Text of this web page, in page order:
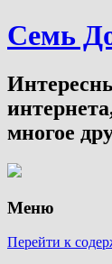
Семь
многое
Меню
Перейти к